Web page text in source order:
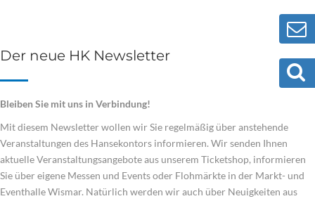
Der neue HK Newsletter
Bleiben Sie mit uns in Verbindung!
Mit diesem Newsletter wollen wir Sie regelmäßig über anstehende
Veranstaltungen des Hansekontors informieren. Wir senden Ihnen
aktuelle Veranstaltungsangebote aus unserem Ticketshop, informieren
Sie über eigene Messen und Events oder Flohmärkte in der Markt- und
Eventhalle Wismar. Natürlich werden wir auch über Neuigkeiten aus